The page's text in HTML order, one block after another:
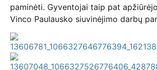
paminėti. Gyventojai taip pat
Vinco Paulausko siuvinėjimo darbų